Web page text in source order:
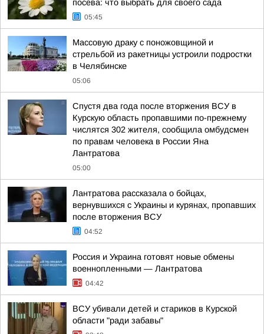
посева: что выбрать для своего сада
05:45
Массовую драку с поножовщиной и
стрельбой из ракетницы устроили подростки
в Челябинске
05:06
Спустя два года после вторжения ВСУ в
Курскую область пропавшими по-прежнему
числятся 302 жителя, сообщила омбудсмен
по правам человека в России Яна
Лантратова
05:00
Лантратова рассказала о бойцах,
вернувшихся с Украины и курянах, пропавших
после вторжения ВСУ
04:52
Россия и Украина готовят новые обмены
военнопленными — Лантратова
04:42
ВСУ убивали детей и стариков в Курской
области "ради забавы"